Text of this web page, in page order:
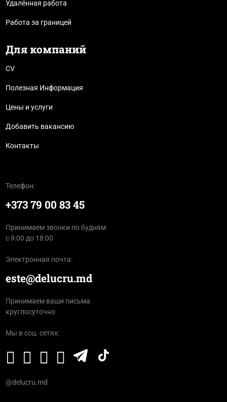
Удалённая работа
Работа за границей
Для компаний
CV
Полезная Информация
Цены и услуги
Добавить вакансию
Контакты
Телефон:
+373 79 00 83 45
Принимаем звонки по будням
с 9:00 до 18:00
Электронная почта:
este@delucru.md
Принимаем ваши письма
круглосуточно
Мы в соц. сетях:
@delucru.md